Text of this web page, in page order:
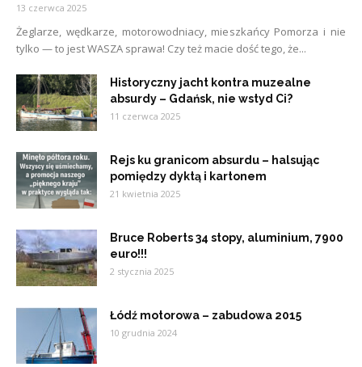
13 czerwca 2025
Żeglarze, wędkarze, motorowodniacy, mieszkańcy Pomorza i nie
tylko — to jest WASZA sprawa! Czy też macie dość tego, że...
Historyczny jacht kontra muzealne
absurdy – Gdańsk, nie wstyd Ci?
11 czerwca 2025
Rejs ku granicom absurdu – halsując
pomiędzy dyktą i kartonem
21 kwietnia 2025
Bruce Roberts 34 stopy, aluminium, 7900
euro!!!
2 stycznia 2025
Łódź motorowa – zabudowa 2015
10 grudnia 2024